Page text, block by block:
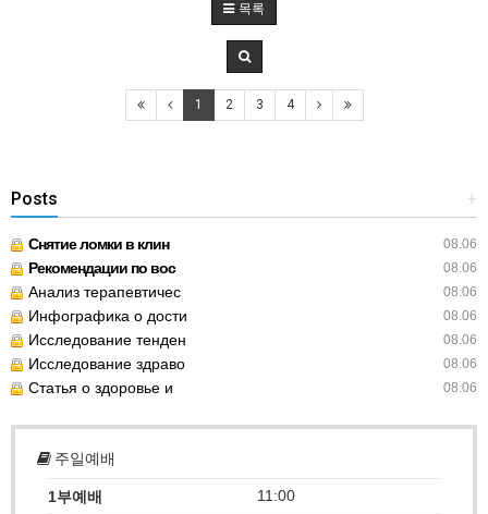
목록
1 2 3 4
+
Posts
08.06
Снятие ломки в клин
08.06
Рекомендации по вос
08.06
Анализ терапевтичес
08.06
Инфографика о дости
08.06
Исследование тенден
08.06
Исследование здраво
08.06
Статья о здоровье и
주일예배
1부예배 11:00